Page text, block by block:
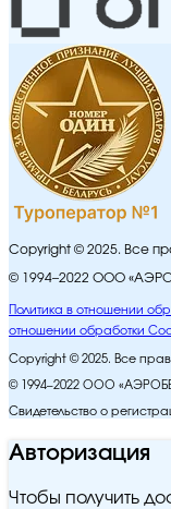
Copyright © 2025. Все
© 1994–2022 ООО
Политика в отношении
отношении обработки
Copyright © 2025. Все
© 1994–2022 ООО
Свидетельство о
Авторизация
Чтобы получить